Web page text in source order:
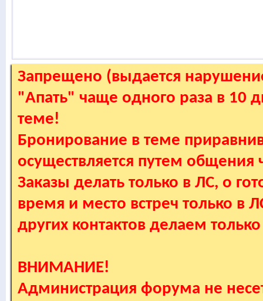
Запрещено (выдается
"Апать" чаще одного раза в 10
теме!
Бронирование в теме
осуществляется путем
Заказы делать только в ЛС, о
время и место встреч только в
других контактов делаем
ВНИМАНИЕ!
Администрация форума не